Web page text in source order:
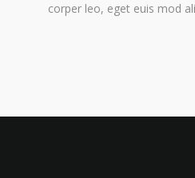
corper leo, eget euis mod